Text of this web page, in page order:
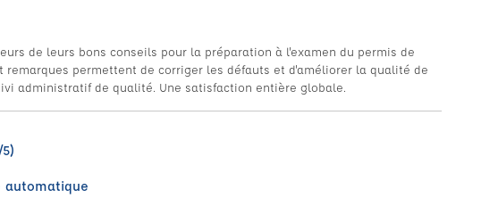
de leurs bons conseils pour la préparation à l'examen du permis de
remarques permettent de corriger les défauts et d'améliorer la qualité de
administratif de qualité. Une satisfaction entière globale.
automatique